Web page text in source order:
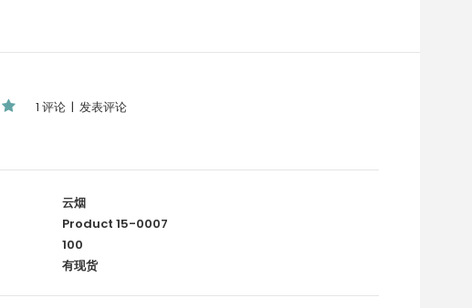
1 评论 | 发表评论
云烟
Product 15-0007
100
有现货